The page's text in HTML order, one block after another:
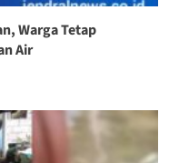
Warga Tetap
Air